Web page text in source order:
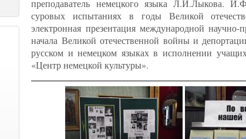
преподаватель немецкого языка Л.И.Лыкова.
суровых испытаниях в годы Великой
электронная презентация международной
начала Великой отечественной войны и
русском и немецком языках в исполнении
«Центр немецкой культуры».